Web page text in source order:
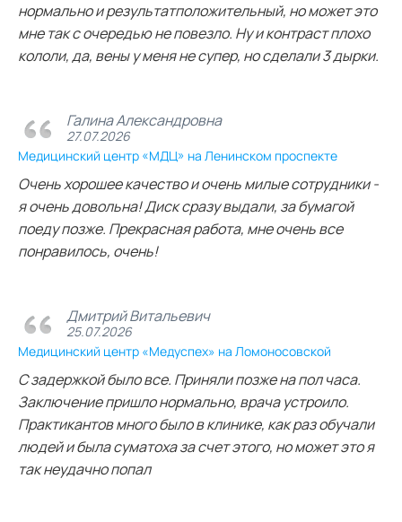
нормально и результатположительный, но может это
мне так с очередью не повезло. Ну и контраст плохо
кололи, да, вены у меня не супер, но сделали 3 дырки.
Галина Александровна
27.07.2026
Медицинский центр «МДЦ» на Ленинском проспекте
Очень хорошее качество и очень милые сотрудники -
я очень довольна! Диск сразу выдали, за бумагой
поеду позже. Прекрасная работа, мне очень все
понравилось, очень!
Дмитрий Витальевич
25.07.2026
Медицинский центр «Медуспех» на Ломоносовской
С задержкой было все. Приняли позже на пол часа.
Заключение пришло нормально, врача устроило.
Практикантов много было в клинике, как раз обучали
людей и была суматоха за счет этого, но может это я
так неудачно попал